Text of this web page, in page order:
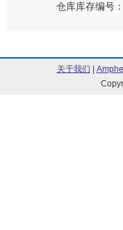
仓库库存编号：
关于我们